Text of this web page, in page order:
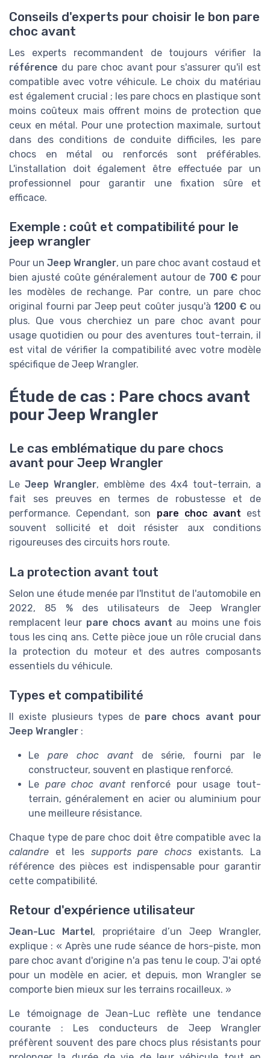
Conseils d'experts pour choisir le bon pare
choc avant
Les experts recommandent de toujours vérifier la
référence du pare choc avant pour s'assurer qu'il est
compatible avec votre véhicule. Le choix du matériau
est également crucial ; les pare chocs en plastique sont
moins coûteux mais offrent moins de protection que
ceux en métal. Pour une protection maximale, surtout
dans des conditions de conduite difficiles, les pare
chocs en métal ou renforcés sont préférables.
L'installation doit également être effectuée par un
professionnel pour garantir une fixation sûre et
efficace.
Exemple : coût et compatibilité pour le
jeep wrangler
Pour un Jeep Wrangler, un pare choc avant costaud et
bien ajusté coûte généralement autour de 700 €pour
les modèles de rechange. Par contre, un pare choc
original fourni par Jeep peut coûter jusqu'à 1200 €ou
plus. Que vous cherchiez un pare choc avant pour
usage quotidien ou pour des aventures tout-terrain, il
est vital de vérifier la compatibilité avec votre modèle
spécifique de Jeep Wrangler.
Étude de cas : Pare chocs avant
pour Jeep Wrangler
Le cas emblématique du pare chocs
avant pour Jeep Wrangler
Le Jeep Wrangler, emblème des 4x4 tout-terrain, a
fait ses preuves en termes de robustesse et de
performance. Cependant, son pare choc avant est
souvent sollicité et doit résister aux conditions
rigoureuses des circuits hors route.
La protection avant tout
Selon une étude menée par l'Institut de l'automobile en
2022, 85 % des utilisateurs de Jeep Wrangler
remplacent leur pare chocs avant au moins une fois
tous les cinq ans. Cette pièce joue un rôle crucial dans
la protection du moteur et des autres composants
essentiels du véhicule.
Types et compatibilité
Il existe plusieurs types de pare chocs avant pour
Jeep Wrangler :
Le pare choc avantde série, fourni par le
constructeur, souvent en plastique renforcé.
Le pare choc avantrenforcé pour usage tout-
terrain, généralement en acier ou aluminium pour
une meilleure résistance.
Chaque type de pare choc doit être compatible avec la
calandre et les supports pare chocs existants. La
référence des pièces est indispensable pour garantir
cette compatibilité.
Retour d'expérience utilisateur
Jean-Luc Martel , propriétaire d’un Jeep Wrangler,
explique : « Après une rude séance de hors-piste, mon
pare choc avant d'origine n'a pas tenu le coup. J'ai opté
pour un modèle en acier, et depuis, mon Wrangler se
comporte bien mieux sur les terrains rocailleux. »
Le témoignage de Jean-Luc reflète une tendance
courante : Les conducteurs de Jeep Wrangler
préfèrent souvent des pare chocs plus résistants pour